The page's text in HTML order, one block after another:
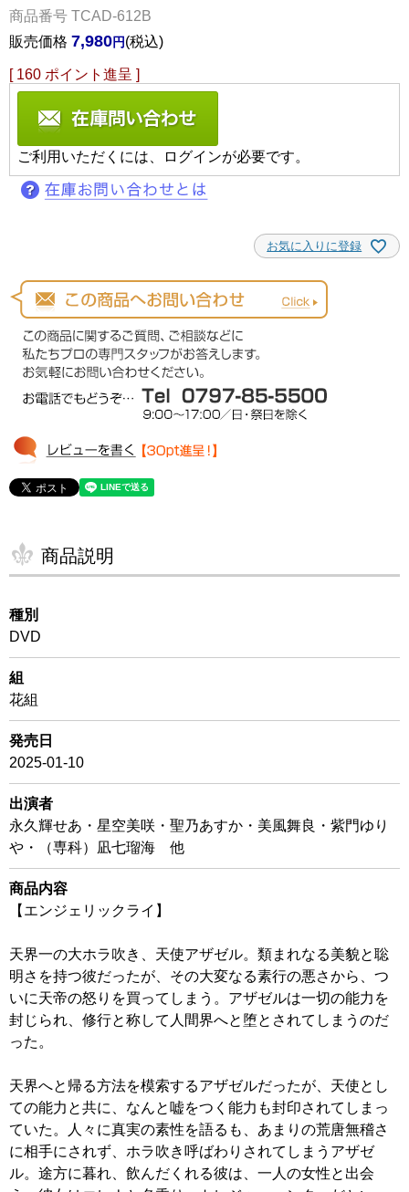
商品番号 TCAD-612B
販売価格 7,980 税込
[ 160 ポイント進呈 ]
ご利用いただくには、ログインが必要です。
お気に入りに登録
商品説明
種別
DVD
組
花組
発売日
2025-01-10
出演者
永久輝せあ・星空美咲・聖乃あすか・美風舞良・紫門ゆり
や・（専科）凪七瑠海 他
商品内容
【エンジェリックライ】
天界一の大ホラ吹き、天使アザゼル。類まれなる美貌と聡
明さを持つ彼だったが、その大変なる素行の悪さから、つ
いに天帝の怒りを買ってしまう。アザゼルは一切の能力を
封じられ、修行と称して人間界へと堕とされてしまうのだ
った。
天界へと帰る方法を模索するアザゼルだったが、天使とし
ての能力と共に、なんと嘘をつく能力も封印されてしまっ
ていた。人々に真実の素性を語るも、あまりの荒唐無稽さ
に相手にされず、ホラ吹き呼ばわりされてしまうアザゼ
ル。途方に暮れ、飲んだくれる彼は、一人の女性と出会